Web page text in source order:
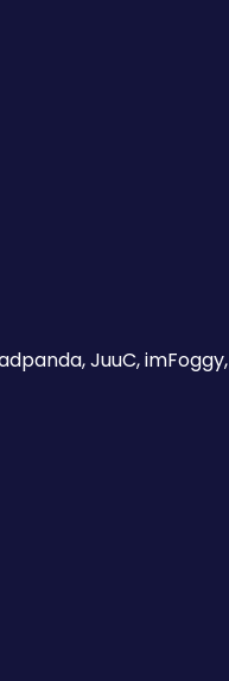
JuuC, imFoggy,